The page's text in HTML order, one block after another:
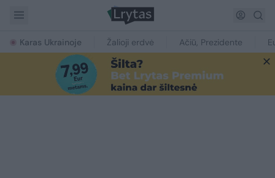
Karas Ukrainoje Žalioji erdvė Ačiū, Prezidente